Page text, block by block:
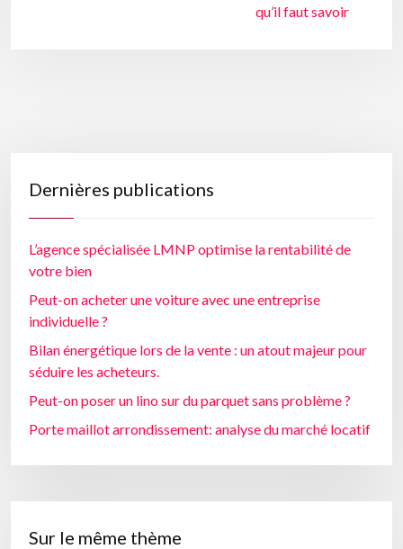
qu’il faut savoir
Dernières publications
L’agence spécialisée LMNP optimise la rentabilité de
votre bien
Peut-on acheter une voiture avec une entreprise
individuelle ?
Bilan énergétique lors de la vente : un atout majeur pour
séduire les acheteurs.
Peut-on poser un lino sur du parquet sans problème ?
Porte maillot arrondissement: analyse du marché locatif
Sur le même thème